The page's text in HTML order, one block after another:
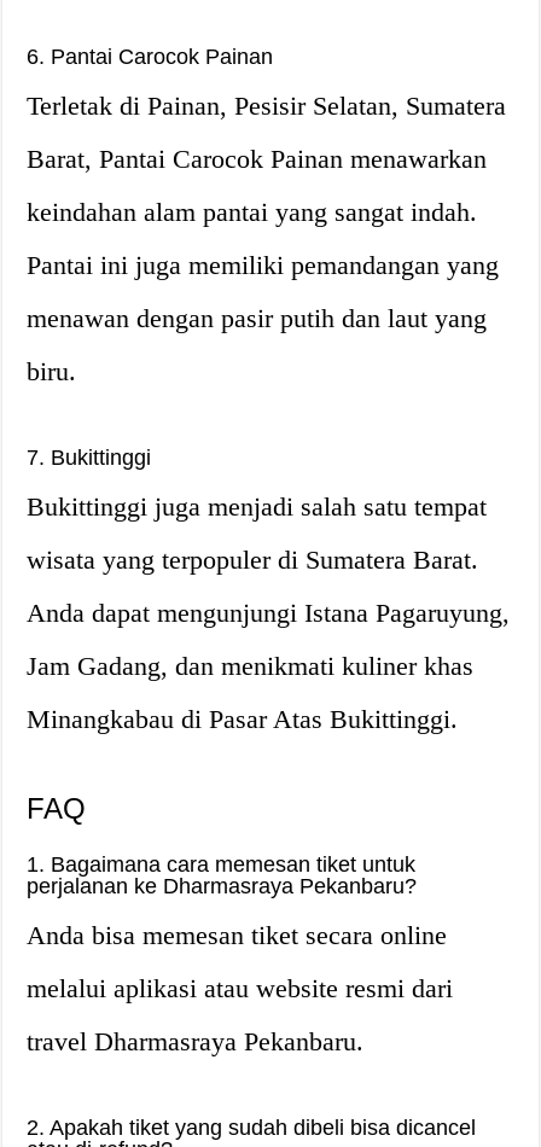
6. Pantai Carocok Painan
Terletak di Painan, Pesisir Selatan, Sumatera
Barat, Pantai Carocok Painan menawarkan
keindahan alam pantai yang sangat indah.
Pantai ini juga memiliki pemandangan yang
menawan dengan pasir putih dan laut yang
biru.
7. Bukittinggi
Bukittinggi juga menjadi salah satu tempat
wisata yang terpopuler di Sumatera Barat.
Anda dapat mengunjungi Istana Pagaruyung,
Jam Gadang, dan menikmati kuliner khas
Minangkabau di Pasar Atas Bukittinggi.
FAQ
1. Bagaimana cara memesan tiket untuk
perjalanan ke Dharmasraya Pekanbaru?
Anda bisa memesan tiket secara online
melalui aplikasi atau website resmi dari
travel Dharmasraya Pekanbaru.
2. Apakah tiket yang sudah dibeli bisa dicancel